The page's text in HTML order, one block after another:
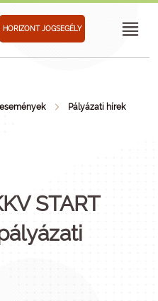
HORIZONT JOGSEGÉLY
Pályázati hírek
START